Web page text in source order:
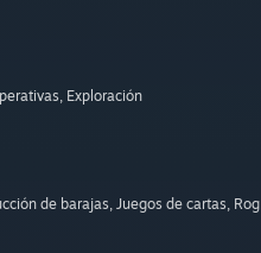
, Exploración
de barajas, Juegos de cartas, Roguelite